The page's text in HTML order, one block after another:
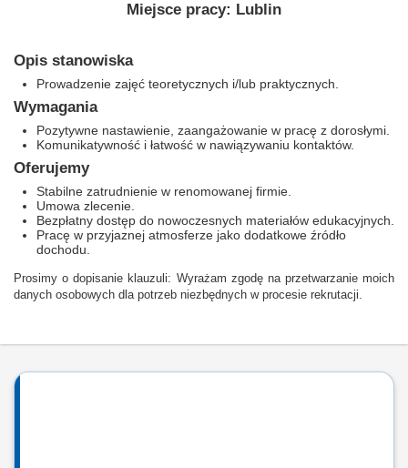
Miejsce pracy: Lublin
Opis stanowiska
Prowadzenie zajęć teoretycznych i/lub praktycznych.
Wymagania
Pozytywne nastawienie, zaangażowanie w pracę z dorosłymi.
Komunikatywność i łatwość w nawiązywaniu kontaktów.
Oferujemy
Stabilne zatrudnienie w renomowanej firmie.
Umowa zlecenie.
Bezpłatny dostęp do nowoczesnych materiałów edukacyjnych.
Pracę w przyjaznej atmosferze jako dodatkowe źródło
dochodu.
Prosimy o dopisanie klauzuli: Wyrażam zgodę na przetwarzanie moich
danych osobowych dla potrzeb niezbędnych w procesie rekrutacji.